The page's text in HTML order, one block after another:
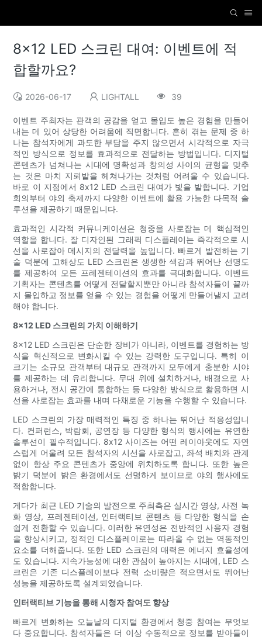
8x12 LED 스크린 대여: 이벤트에 적
합할까요?
2026-06-17 LIGHTALL 39
이벤트 주최자는 관객의 공감을 얻고 몰입도 높은 경험을 만들어
내는 데 있어 상당한 어려움에 직면합니다. 흔히 겪는 문제 중 하
나는 참석자에게 과도한 부담을 주지 않으면서 시각적으로 자극
적인 방식으로 정보를 효과적으로 전달하는 방법입니다. 디지털
콘텐츠가 넘쳐나는 시대에 명확성과 창의성 사이의 균형을 맞추
는 것은 마치 지뢰밭을 헤쳐나가는 것처럼 어려울 수 있습니다.
바로 이 지점에서 8x12 LED 스크린 대여가 빛을 발합니다. 기업
회의부터 야외 축제까지 다양한 이벤트에 활용 가능한 다목적 솔
루션을 제공하기 때문입니다.
효과적인 시각적 커뮤니케이션은 청중을 사로잡는 데 핵심적인
역할을 합니다. 잘 디자인된 그래픽 디스플레이는 즉각적으로 시
선을 사로잡아 메시지의 전달력을 높입니다. 빠르게 발전하는 기
술 덕분에 고해상도 LED 스크린은 생생한 색감과 뛰어난 선명도
를 제공하여 모든 프레젠테이션의 효과를 극대화합니다. 이벤트
기획자는 콘텐츠를 어떻게 전달할지뿐만 아니라 참석자들이 끝까
지 몰입하고 정보를 얻을 수 있는 경험을 어떻게 만들어낼지 고려
해야 합니다.
8x12 LED 스크린의 가치 이해하기
8x12 LED 스크린은 단순한 장비가 아니라, 이벤트를 경험하는 방
식을 혁신적으로 변화시킬 수 있는 강력한 도구입니다. 특히 이
크기는 소규모 관객부터 대규모 관객까지 모두에게 충분한 시야
를 제공하는 데 유리합니다. 무대 위에 설치하거나, ​​배경으로 사
용하거나, 전시 공간에 통합하는 등 다양한 방식으로 활용하면 시
선을 사로잡는 효과를 내며 다채로운 기능을 수행할 수 있습니다.
LED 스크린의 가장 매력적인 특징 중 하나는 뛰어난 적응성입니
다. 컨퍼런스, 박람회, 공연장 등 다양한 형식의 행사에는 유연한
솔루션이 필수적입니다. 8x12 사이즈는 어떤 레이아웃에도 자연
스럽게 어울려 모든 참석자의 시선을 사로잡고, 좌석 배치와 관계
없이 항상 주요 콘텐츠가 중앙에 위치하도록 합니다. 또한 높은
밝기 덕분에 밝은 환경에서도 선명하게 보이므로 야외 행사에도
적합합니다.
게다가 최근 LED 기술의 발전으로 주최측은 실시간 영상, 사전 녹
화 영상, 프레젠테이션, 인터랙티브 콘텐츠 등 다양한 형식을 손
쉽게 전환할 수 있습니다. 이러한 유연성은 전반적인 사용자 경험
을 향상시키고, 정적인 디스플레이로는 따라올 수 없는 역동적인
요소를 더해줍니다. 또한 LED 스크린의 매력은 에너지 효율성에
도 있습니다. 지속가능성에 대한 관심이 높아지는 시대에, LED 스
크린은 기존 디스플레이보다 전력 소비량은 적으면서도 뛰어난
성능을 제공하도록 설계되었습니다.
인터랙티브 기능을 통해 시청자 참여도 향상
빠르게 변화하는 오늘날의 디지털 환경에서 청중 참여는 무엇보
다 중요합니다. 참석자들은 더 이상 수동적으로 정보를 받아들이